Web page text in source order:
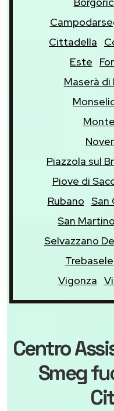
Cittadella
Este
Maserà di
Piazzola sul
Piove di
Rubano San
San
Selvazzano
Vigonza
Centro
Smeg